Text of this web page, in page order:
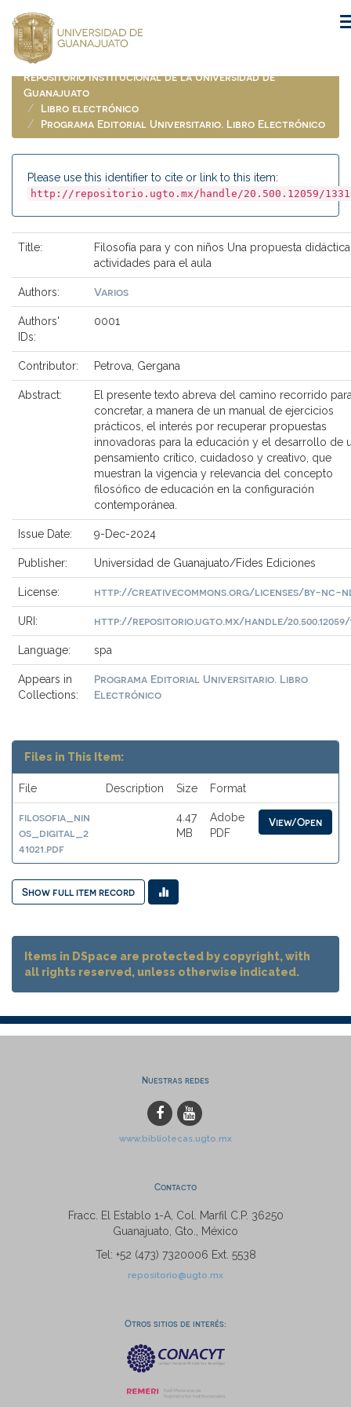
navigation
Repositorio Institucional de la Universidad de
Guanajuato
Libro electrónico
Programa Editorial Universitario. Libro Electrónico
Please use this identifier to cite or link to this item:
http://repositorio.ugto.mx/handle/20.500.12059/
Title:
Filosofía para y con niños Una propuesta
actividades para el aula
Authors: Varios
Authors'
IDs:
0001
Contributor: Petrova, Gergana
Abstract:
El presente texto abreva del camino recorrido
concretar, a manera de un manual de ejercicios
prácticos, el interés por recuperar propuestas
innovadoras para la educación y el desarrollo de
pensamiento crítico, cuidadoso y creativo, que
muestran la vigencia y relevancia del concepto
filosófico de educación en la configuración
contemporánea.
Issue Date: 9-Dec-2024
Publisher: Universidad de Guanajuato/Fides Ediciones
License: http://creativecommons.org/licenses/by-nc-
URI: http://repositorio.ugto.mx/handle/20.500.12059/
Language: spa
Appears in
Collections:
Programa Editorial Universitario. Libro
Electrónico
Files in This Item:
File Description Size Format
filosofia_nin
os_digital_2
41021.pdf
4.47
MB
Adobe
PDF
View/Open
Show full item record
Items in DSpace are protected by copyright, with
all rights reserved, unless otherwise indicated.
Nuestras redes
www.bibliotecas.ugto.mx
Contacto
Fracc. El Establo 1-A, Col. Marfil C.P. 36250
Guanajuato, Gto., México
Tel: +52 (473) 7320006 Ext. 5538
repositorio@ugto.mx
Otros sitios de interés: